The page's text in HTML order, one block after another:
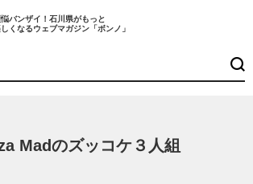
バンザイ！石川県がもっと
くなるウェブマガジン「ボンノ」
Madのズッコケ３人組